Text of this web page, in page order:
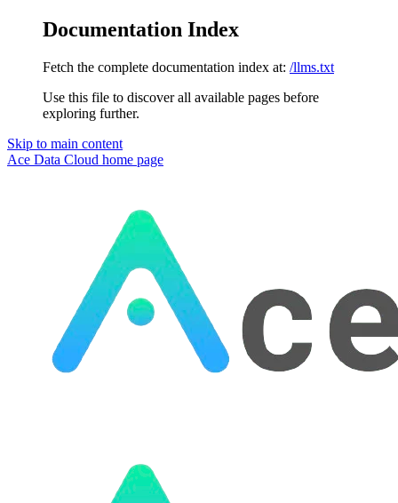
Documentation Index
Fetch the complete documentation index at: /llms.txt
Use this file to discover all available pages before
exploring further.
Skip to main content
Ace Data Cloud home page